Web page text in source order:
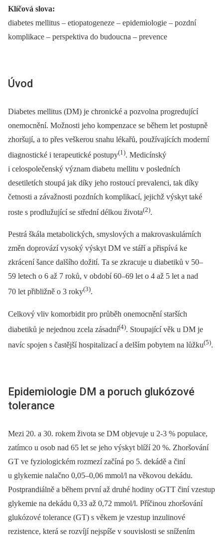
Klíčová slova:
diabetes mellitus –⁠ etiopatogeneze –⁠ epidemiologie –⁠ pozdní
komplikace –⁠ perspektiva do budoucna –⁠ prevence
Úvod
Diabetes mellitus (DM) je chronické a pozvolna progredující
onemocnění. Možnosti jeho kompenzace se během let postupně
zhoršují, a to přes veškerou snahu lékařů, používajících moderní
diagnostické i terapeutické postupy(1). Medicínský
i celospolečenský význam diabetu mellitu v posledních
desetiletích stoupá jak díky jeho rostoucí prevalenci, tak díky
četnosti a závažnosti pozdních komplikací, jejichž výskyt také
roste s prodlužující se střední délkou života(2).
Pestrá škála metabolických, smyslových a makrovaskulárních
změn doprovází vysoký výskyt DM ve stáří a přispívá ke
zkrácení šance dalšího dožití. Ta se zkracuje u diabetiků v 50–
59 letech o 6 až 7 roků, v období 60–69 let o 4 až 5 let a nad
70 let přibližně o 3 roky(3).
Celkový vliv komorbidit pro průběh onemocnění starších
diabetiků je nejednou zcela zásadní(4). Stoupající věk u DM je
navíc spojen s častější hospitalizací a delším pobytem na lůžku(5).
Epidemiologie DM a poruch glukózové
tolerance
Mezi 20. a 30. rokem života se DM objevuje u 2-3 % populace,
zatímco u osob nad 65 let se jeho výskyt blíží 20 %. Zhoršování
GT ve fyziologickém rozmezí začíná po 5. dekádě a činí
u glykemie nalačno 0,05–0,06 mmol/l na věkovou dekádu.
Postprandiálně a během první až druhé hodiny oGTT činí vzestup
glykemie na dekádu 0,33 až 0,72 mmol/l. Příčinou zhoršování
glukózové tolerance (GT) s věkem je vzestup inzulinové
rezistence, která se rozvíjí nejspíše v souvislosti se snížením